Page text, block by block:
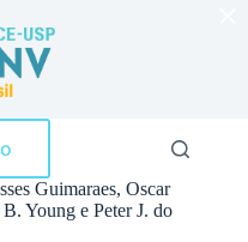
Guimaraes, Oscar
Young e Peter J. do